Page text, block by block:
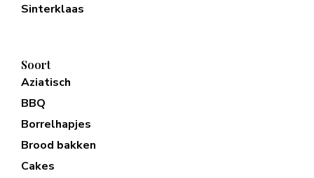
Sinterklaas
Soort
Aziatisch
BBQ
Borrelhapjes
Brood bakken
Cakes